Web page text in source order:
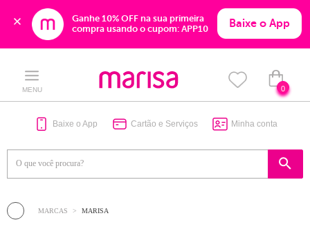
Ganhe 10% OFF na sua primeira
compra usando o cupom: APP10
Baixe o App
content
navigation
MENU 0
Baixe o App Cartão e Serviços Minha conta
MARCAS MARISA